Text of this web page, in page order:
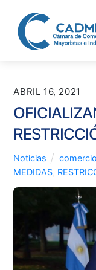
content
ABRIL 16, 2021
Noticias comercio
MEDIDAS